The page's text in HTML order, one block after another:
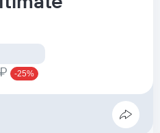
-25%